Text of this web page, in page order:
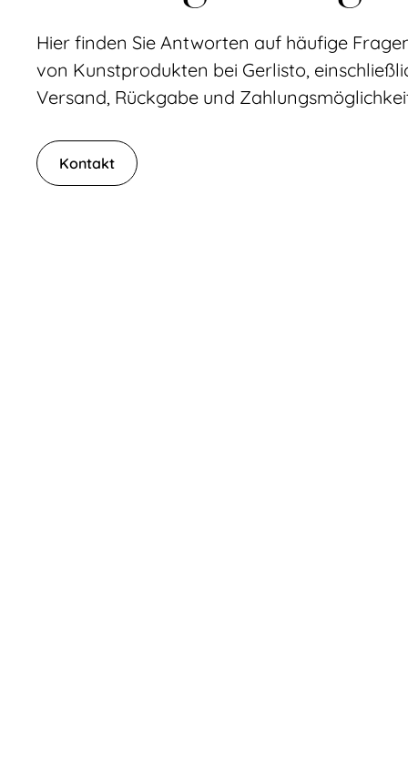
Hier finden Sie Antworten auf häufige
von Kunstprodukten bei Gerlisto,
Versand, Rückgabe und
Kontakt